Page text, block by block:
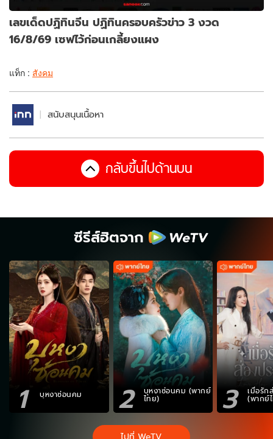
เลขเด็ดปฏิทินจีน ปฏิทินครอบครัวข่าว 3 งวด
16/8/69 เซฟไว้ก่อนเกลี้ยงแผง
แท็ก : สังคม
สนับสนุนเนื้อหา
กลับขึ้นไปด้านบน
ซีรีส์ฮิตจาก
1 บุหงาซ่อนคม 2 บุหงาซ่อนคม (พากย์
ไทย) 3 เมื่อรัก
(พากย์
ไปที่ WeTV